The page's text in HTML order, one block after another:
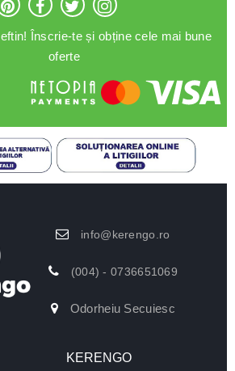
Înscrie-te și obține cele mai bune
oferte
info@kerengo.ro
(004) - 0736651069
Odorheiu Secuiesc
KERENGO